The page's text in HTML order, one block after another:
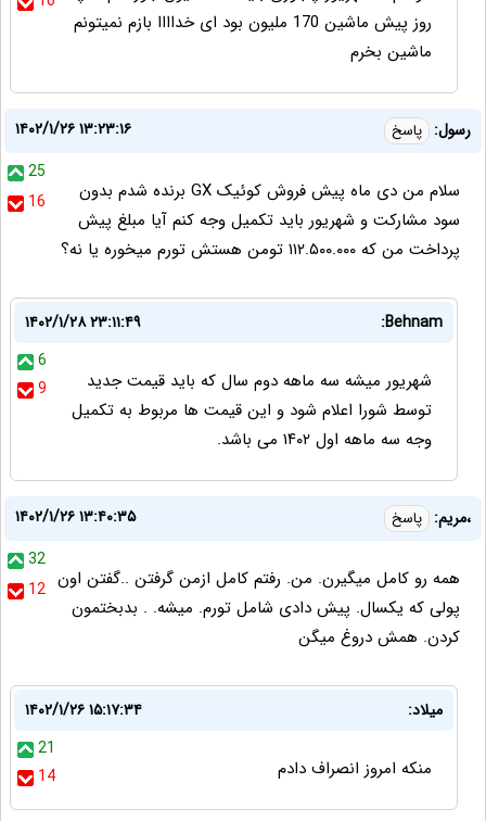
روز پیش ماشین 170 ملیون بود ای خداااا بازم نمیتونم
ماشین بخرم
رسول: پاسخ
۱۴۰۲/۱/۲۶ ۱۳:۲۳:۱۶
25
16
سلام من دی ماه پیش فروش کوئیک GX برنده شدم بدون
سود مشارکت و شهریور باید تکمیل وجه کنم آیا مبلغ پیش
پرداخت من که ۱۱۲.۵۰۰.۰۰۰ تومن هستش تورم میخوره یا نه؟
Behnam:
۱۴۰۲/۱/۲۸ ۲۳:۱۱:۴۹
6
9
شهریور میشه سه ماهه دوم سال که باید قیمت جدید
توسط شورا اعلام شود و این قیمت ها مربوط به تکمیل
وجه سه ماهه اول ۱۴۰۲ می باشد.
،مریم: پاسخ
۱۴۰۲/۱/۲۶ ۱۳:۴۰:۳۵
32
12 همه رو کامل میگیرن. من. رفتم کامل ازمن گرفتن ..گفتن اون
پولی که یکسال. پیش دادی شامل تورم. میشه. . بدبختمون
کردن. همش دروغ میگن
میلاد:
۱۴۰۲/۱/۲۶ ۱۵:۱۷:۳۴
21
14
منکه امروز انصراف دادم